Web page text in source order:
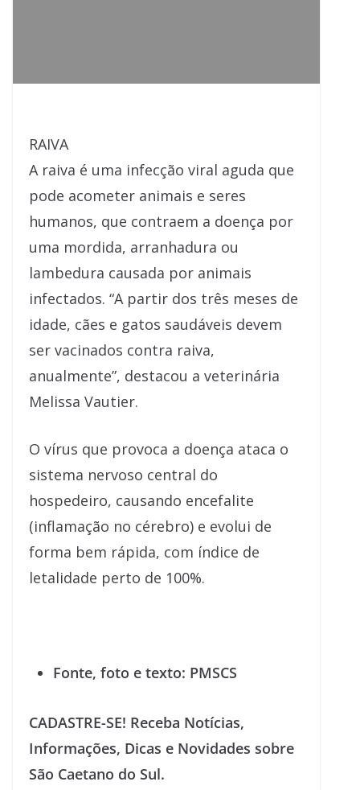
RAIVA
A raiva é uma infecção viral aguda que
pode acometer animais e seres
humanos, que contraem a doença por
uma mordida, arranhadura ou
lambedura causada por animais
infectados. “A partir dos três meses de
idade, cães e gatos saudáveis devem
ser vacinados contra raiva,
anualmente”, destacou a veterinária
Melissa Vautier.
O vírus que provoca a doença ataca o
sistema nervoso central do
hospedeiro, causando encefalite
(inflamação no cérebro) e evolui de
forma bem rápida, com índice de
letalidade perto de 100%.
Fonte, foto e texto: PMSCS
CADASTRE-SE! Receba Notícias,
Informações, Dicas e Novidades sobre
São Caetano do Sul.